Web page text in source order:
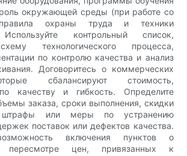
окружающей среды (при работе со
охраны труда и техники
Используйте контрольный список,
технологического процесса,
по контролю качества и анализ
Договоритесь о коммерческих
сбалансируют стоимость,
по качеству и гибкость. Определите
заказа, сроки выполнения, скидки
или меры по устранению
поставок или дефектов качества.
включения пунктов о
пересмотре цен, привязанных к